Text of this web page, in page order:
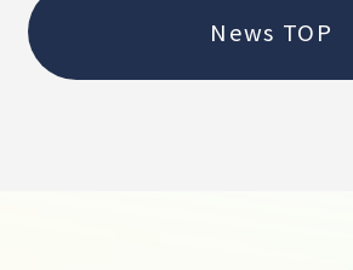
News TOP